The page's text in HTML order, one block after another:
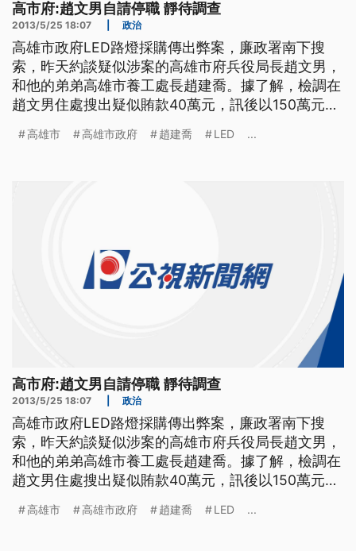
高市府:趙文男自請停職 靜待調查
2013/5/25 18:07 政治
高雄市政府LED路燈採購傳出弊案，廉政署南下搜
索，昨天約談疑似涉案的高雄市府兵役局長趙文男，
和他的弟弟高雄市養工處長趙建喬。據了解，檢調在
趙文男住處搜出疑似賄款40萬元，訊後以150萬元交
市長陳菊自請停職，靜待司法調查。 LED路燈採購
高雄市 高雄市政府 趙建喬 LED ...
高市府:趙文男自請停職 靜待調查
2013/5/25 18:07 政治
高雄市政府LED路燈採購傳出弊案，廉政署南下搜
索，昨天約談疑似涉案的高雄市府兵役局長趙文男，
和他的弟弟高雄市養工處長趙建喬。據了解，檢調在
趙文男住處搜出疑似賄款40萬元，訊後以150萬元交
市長陳菊自請停職，靜待司法調查。 LED路燈採購
高雄市 高雄市政府 趙建喬 LED ...